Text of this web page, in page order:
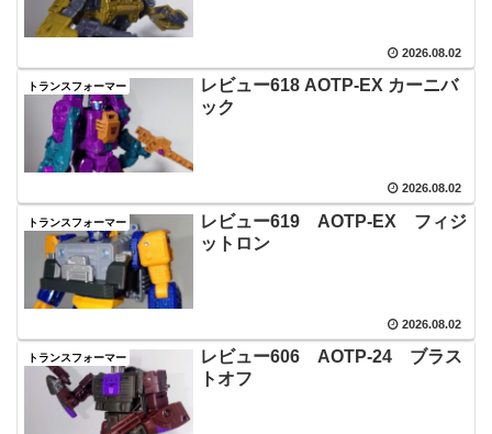
2026.08.02
トランスフォーマー
レビュー618 AOTP‐EX カーニバ
ック
2026.08.02
トランスフォーマー
レビュー619 AOTP‐EX フィジ
ットロン
2026.08.02
トランスフォーマー
レビュー606 AOTP‐24 ブラス
トオフ